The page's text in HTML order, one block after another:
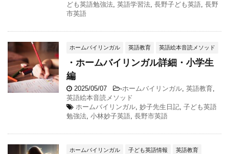
ども英語勉強法, 英語学習法, 長野子ども英語, 長野
市英語
ホームバイリンガル 英語教育 英語絵本音読メソッド
・ホームバイリンガル詳細・小学生
編
2025/05/07 -ホームバイリンガル, 英語教育,
英語絵本音読メソッド
ホームバイリンガル, 妙子先生日記, 子ども英語
勉強法, 小林妙子英語, 長野市英語
ホームバイリンガル 子ども英語情報 英語教育